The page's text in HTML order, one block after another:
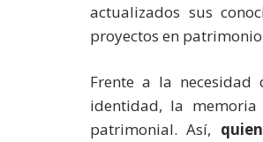
actualizados sus
proyectos en
Frente a la
identidad, la memoria
patrimonial. Así,